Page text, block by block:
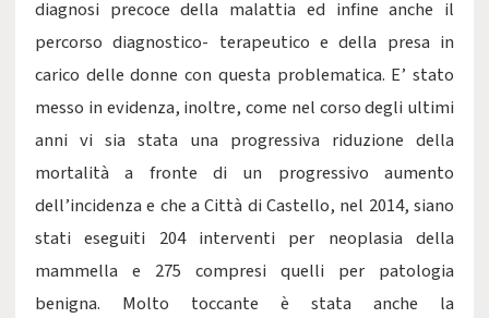
diagnosi precoce della malattia ed infine anche il
percorso diagnostico- terapeutico e della presa in
carico delle donne con questa problematica. E’ stato
messo in evidenza, inoltre, come nel corso degli ultimi
anni vi sia stata una progressiva riduzione della
mortalità a fronte di un progressivo aumento
dell’incidenza e che a Città di Castello, nel 2014, siano
stati eseguiti 204 interventi per neoplasia della
mammella e 275 compresi quelli per patologia
benigna. Molto toccante è stata anche la